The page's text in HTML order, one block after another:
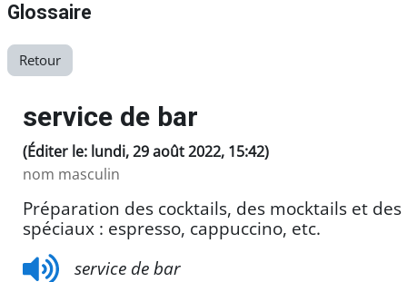
Glossaire
Retour
service de bar
(Éditer le: lundi, 29 août 2022, 15:42)
nom masculin
Préparation des cocktails, des mocktails et des
spéciaux : espresso, cappuccino, etc.
service de bar